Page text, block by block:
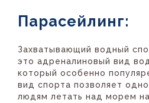
Парасейлинг:
Захватывающий водный
это адреналиновый вид
который особенно
вид спорта позволяет
людям летать над морем